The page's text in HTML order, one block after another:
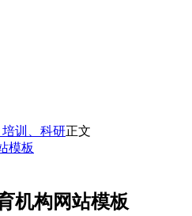
训、科研正文
模板
机构网站模板